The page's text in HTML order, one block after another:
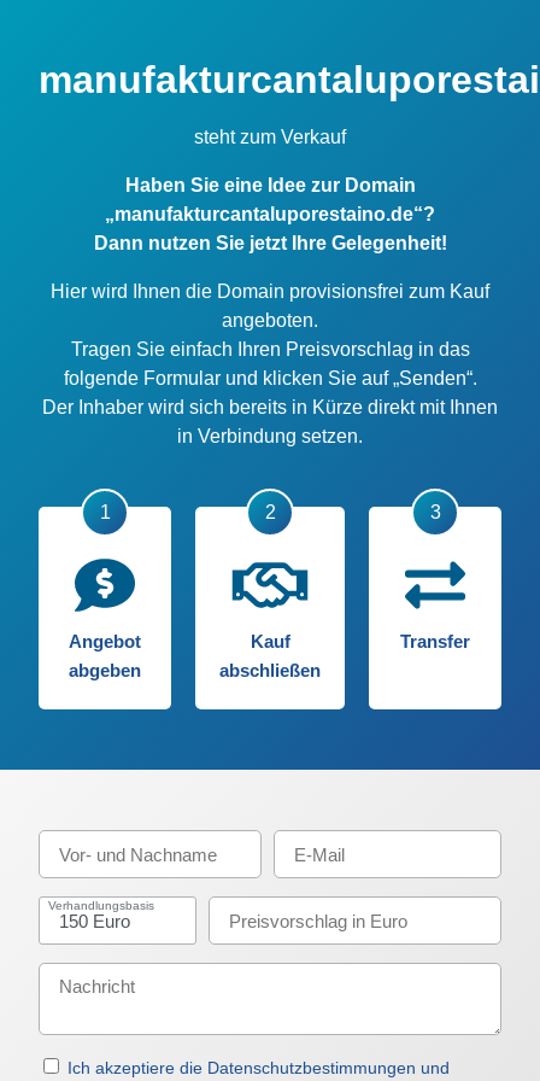
steht zum Verkauf
Haben Sie eine Idee zur Domain
„manufakturcantaluporestaino.de“?
Dann nutzen Sie jetzt Ihre Gelegenheit!
Hier wird Ihnen die Domain provisionsfrei zum Kauf
angeboten.
Tragen Sie einfach Ihren Preisvorschlag in das
folgende Formular und klicken Sie auf „Senden“.
Der Inhaber wird sich bereits in Kürze direkt mit Ihnen
in Verbindung setzen.
Angebot
abgeben
Kauf
abschließen
Transfer
Verhandlungsbasis
Ich akzeptiere die Datenschutzbestimmungen und